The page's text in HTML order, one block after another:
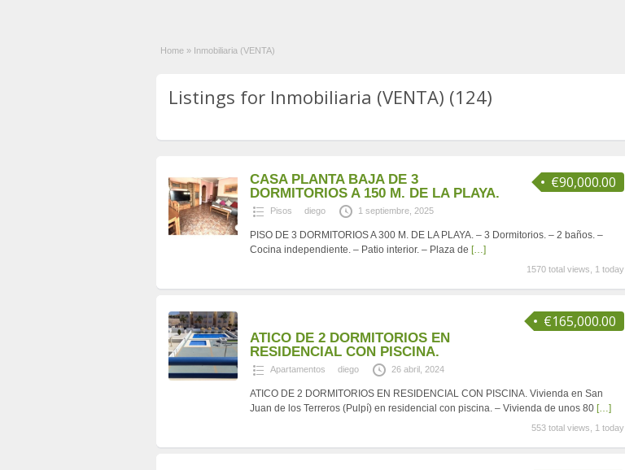
Home » Inmobiliaria (VENTA)
Listings for Inmobiliaria (VENTA) (124)
€90,000.00
CASA PLANTA BAJA DE 3
DORMITORIOS A 150 M. DE LA PLAYA.
Pisos diego 1 septiembre, 2025
PISO DE 3 DORMITORIOS A 300 M. DE LA PLAYA. – 3 Dormitorios. – 2 baños. –
Cocina independiente. – Patio interior. – Plaza de […]
1570 total views, 1 today
€165,000.00
ATICO DE 2 DORMITORIOS EN
RESIDENCIAL CON PISCINA.
Apartamentos diego 26 abril, 2024
ATICO DE 2 DORMITORIOS EN RESIDENCIAL CON PISCINA. Vivienda en San
Juan de los Terreros (Pulpí) en residencial con piscina. – Vivienda de unos 80 […]
553 total views, 1 today